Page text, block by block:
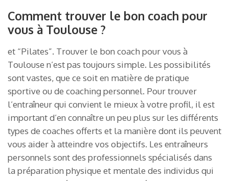
Comment trouver le bon coach pour
vous à Toulouse ?
et “Pilates”. Trouver le bon coach pour vous à
Toulouse n’est pas toujours simple. Les possibilités
sont vastes, que ce soit en matière de pratique
sportive ou de coaching personnel. Pour trouver
l’entraîneur qui convient le mieux à votre profil, il est
important d’en connaître un peu plus sur les différents
types de coaches offerts et la manière dont ils peuvent
vous aider à atteindre vos objectifs. Les entraîneurs
personnels sont des professionnels spécialisés dans
la préparation physique et mentale des individus qui